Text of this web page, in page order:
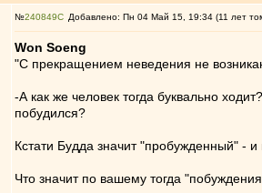
№240849 Добавлено: Пн 04 Май 15, 19:34 (11 лет
Won Soeng
"С прекращением неведения не
-А как же человек тогда буквально
побудился?
Кстати Будда значит "пробужденный" -
Что значит по вашему тогда